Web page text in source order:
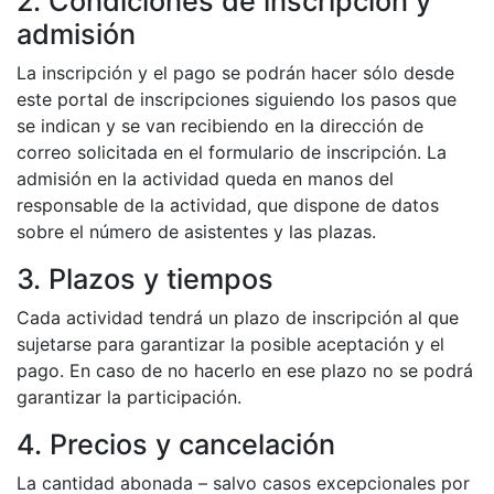
admisión
La inscripción y el pago se podrán hacer sólo desde
este portal de inscripciones siguiendo los pasos que
se indican y se van recibiendo en la dirección de
correo solicitada en el formulario de inscripción. La
admisión en la actividad queda en manos del
responsable de la actividad, que dispone de datos
sobre el número de asistentes y las plazas.
3. Plazos y tiempos
Cada actividad tendrá un plazo de inscripción al que
sujetarse para garantizar la posible aceptación y el
pago. En caso de no hacerlo en ese plazo no se podrá
garantizar la participación.
4. Precios y cancelación
La cantidad abonada – salvo casos excepcionales por